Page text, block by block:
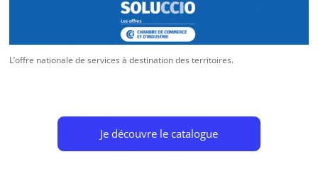
L’offre nationale de services à destination des territoires.
Je découvre le catalogue